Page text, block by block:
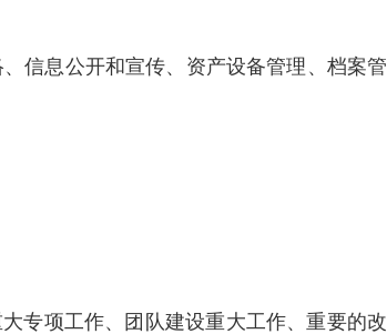
信息公开和宣传、资产设备管理、档案管
专项工作、团队建设重大工作、重要的改